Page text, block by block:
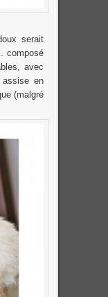
serait
composé
avec
en
(malgré